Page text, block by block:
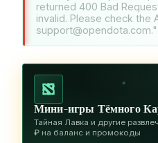
returned 400 Bad
invalid. Please check the
✦
Мини-игры Тёмного
Тайная Лавка и другие
₽ на баланс и промокоды